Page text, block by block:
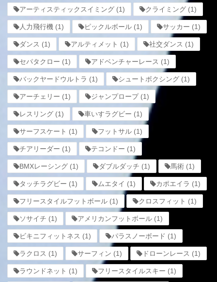
アーティスティックスイミング (1) クライミング (1)
人力飛行機 (1) ピックルボール (1) サッカー (1)
ダンス (1) アルティメット (1) 社交ダンス (1)
セパタクロー (1) アドベンチャーレース (1)
バックヤードウルトラ (1) シュートボクシング (1)
アーチェリー (1) ジャンプロープ(1)
レスリング (1) 車いすラグビー (1)
サーフスケート (1) フットサル (1)
チアリーダー (1) テコンドー (1)
BMXレーシング (1) ダブルダッチ (1) 馬術 (1)
タッチラグビー (1) ムエタイ (1) カポエイラ (1)
フリースタイルフットボール (1) クロスフィット (1)
ソサイチ (1) アメリカンフットボール (1)
ビキニフィットネス (1) パラスノーボード (1)
ラクロス (1) サーフィン (1) ドローンレース (1)
ラウンドネット (1) フリースタイルスキー (1)